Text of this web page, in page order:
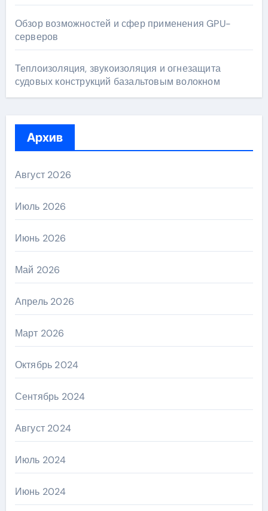
Обзор возможностей и сфер применения GPU-
серверов
Теплоизоляция, звукоизоляция и огнезащита
судовых конструкций базальтовым волокном
Архив
Август 2026
Июль 2026
Июнь 2026
Май 2026
Апрель 2026
Март 2026
Октябрь 2024
Сентябрь 2024
Август 2024
Июль 2024
Июнь 2024